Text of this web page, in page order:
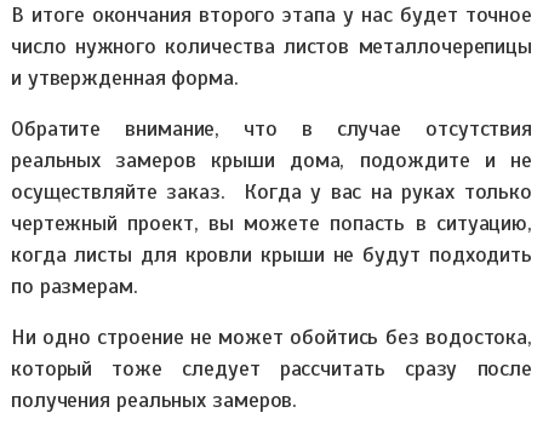
В итоге окончания второго этапа у нас будет точное
число нужного количества листов металлочерепицы
и утвержденная форма.
Обратите внимание, что в случае отсутствия
реальных замеров крыши дома, подождите и не
осуществляйте заказ. Когда у вас на руках только
чертежный проект, вы можете попасть в ситуацию,
когда листы для кровли крыши не будут подходить
по размерам.
Ни одно строение не может обойтись без водостока,
который тоже следует рассчитать сразу после
получения реальных замеров.